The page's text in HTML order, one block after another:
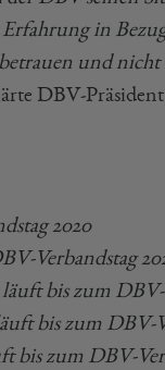
in
und
DBV-
2020
Verbandstag
bis zum DBV-
bis zum DBV-
bis zum DBV-